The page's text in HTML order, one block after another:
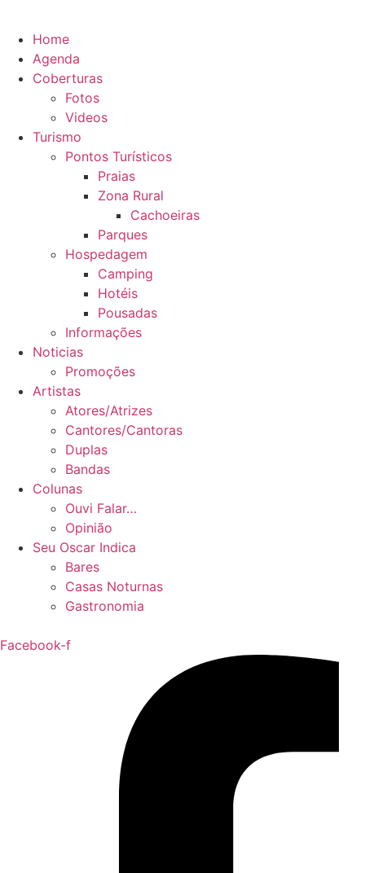
Home
Agenda
Coberturas
Fotos
Videos
Turismo
Pontos Turísticos
Praias
Zona Rural
Cachoeiras
Parques
Hospedagem
Camping
Hotéis
Pousadas
Informações
Noticias
Promoções
Artistas
Atores/Atrizes
Cantores/Cantoras
Duplas
Bandas
Colunas
Ouvi Falar…
Opinião
Seu Oscar Indica
Bares
Casas Noturnas
Gastronomia
Facebook-f